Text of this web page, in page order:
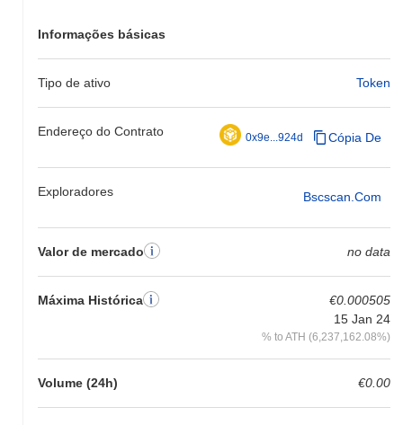
Informações básicas
Tipo de ativo Token
Endereço do Contrato 0x9e...924d Cópia De
Exploradores Bscscan.com
Valor de mercado no data
Máxima Histórica
€0.000505
15 Jan 24
% to ATH (6,237,162.08%)
Volume (24h) €0.00